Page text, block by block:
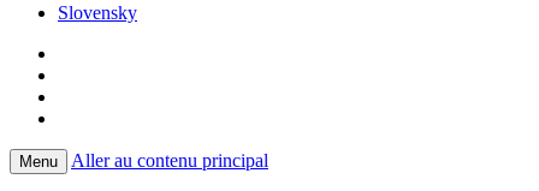
Slovensky
Menu Aller au contenu principal